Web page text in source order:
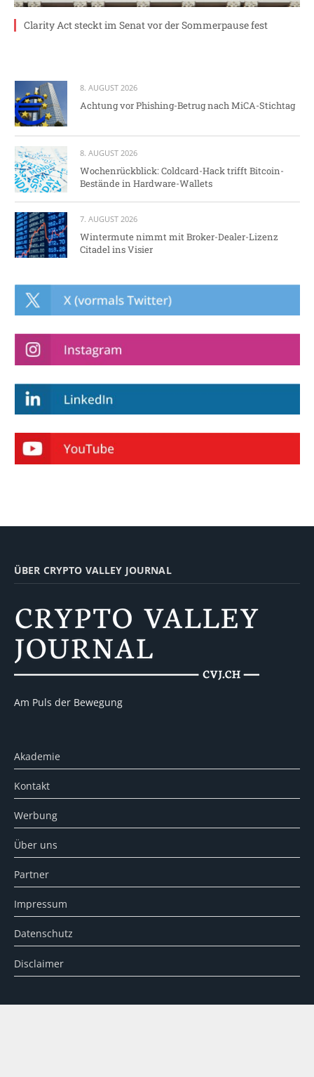
Clarity Act steckt im Senat vor der Sommerpause fest
8. AUGUST 2026
Achtung vor Phishing-Betrug nach MiCA-Stichtag
8. AUGUST 2026
Wochenrückblick: Coldcard-Hack trifft Bitcoin-
Bestände in Hardware-Wallets
7. AUGUST 2026
Wintermute nimmt mit Broker-Dealer-Lizenz
Citadel ins Visier
ÜBER CRYPTO VALLEY JOURNAL
Am Puls der Bewegung
Akademie
Kontakt
Werbung
Über uns
Partner
Impressum
Datenschutz
Disclaimer